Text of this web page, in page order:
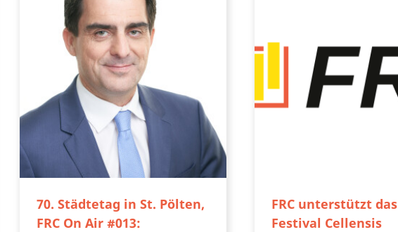
70. Städtetag in St. Pölten,
FRC On Air #013:
FRC unterstützt das
Festival Cellensis